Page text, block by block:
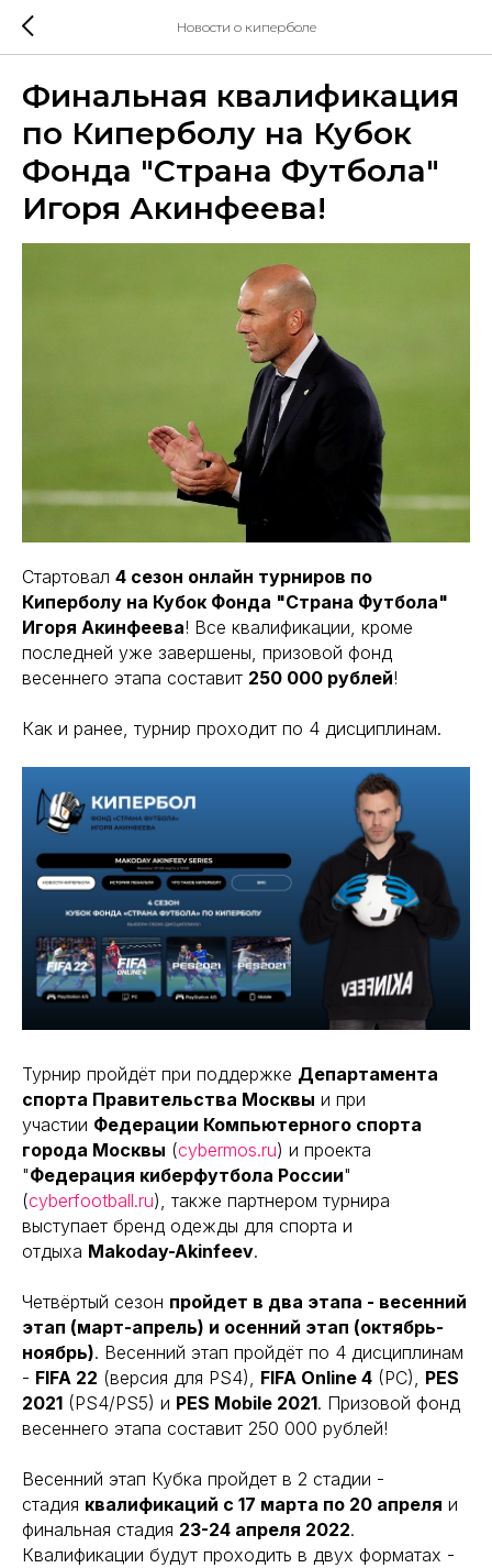
Новости о киперболе
Финальная квалификация
по Киперболу на Кубок
Фонда "Страна Футбола"
Игоря Акинфеева!
Стартовал 4 сезон онлайн турниров по
Киперболу на Кубок Фонда "Страна Футбола"
Игоря Акинфеева! Все квалификации, кроме
последней уже завершены, призовой фонд
весеннего этапа составит 250 000 рублей!
Как и ранее, турнир проходит по 4 дисциплинам.
Турнир пройдёт при поддержке Департамента
спорта Правительства Москвы и при
участии Федерации Компьютерного спорта
города Москвы (cybermos.ru) и проекта
"Федерация киберфутбола России"
(cyberfootball.ru), также партнером турнира
выступает бренд одежды для спорта и
отдыха Makoday-Akinfeev.
Четвёртый сезон пройдет в два этапа - весенний
этап (март-апрель) и осенний этап (октябрь-
ноябрь). Весенний этап пройдёт по 4 дисциплинам
- FIFA 22 (версия для PS4), FIFA Online 4 (PC), PES
2021 (PS4/PS5) и PES Mobile 2021. Призовой фонд
весеннего этапа составит 250 000 рублей!
Весенний этап Кубка пройдет в 2 стадии -
стадия квалификаций c 17 марта по 20 апреля и
финальная стадия 23-24 апреля 2022.
Квалификации будут проходить в двух форматах -